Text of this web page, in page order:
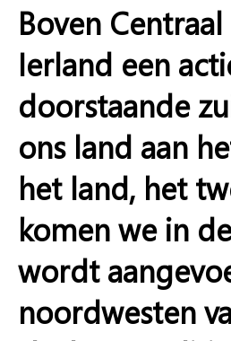
Boven
Ierland een
doorstaande
ons land aan
het land, het
komen we in
wordt
noordwesten